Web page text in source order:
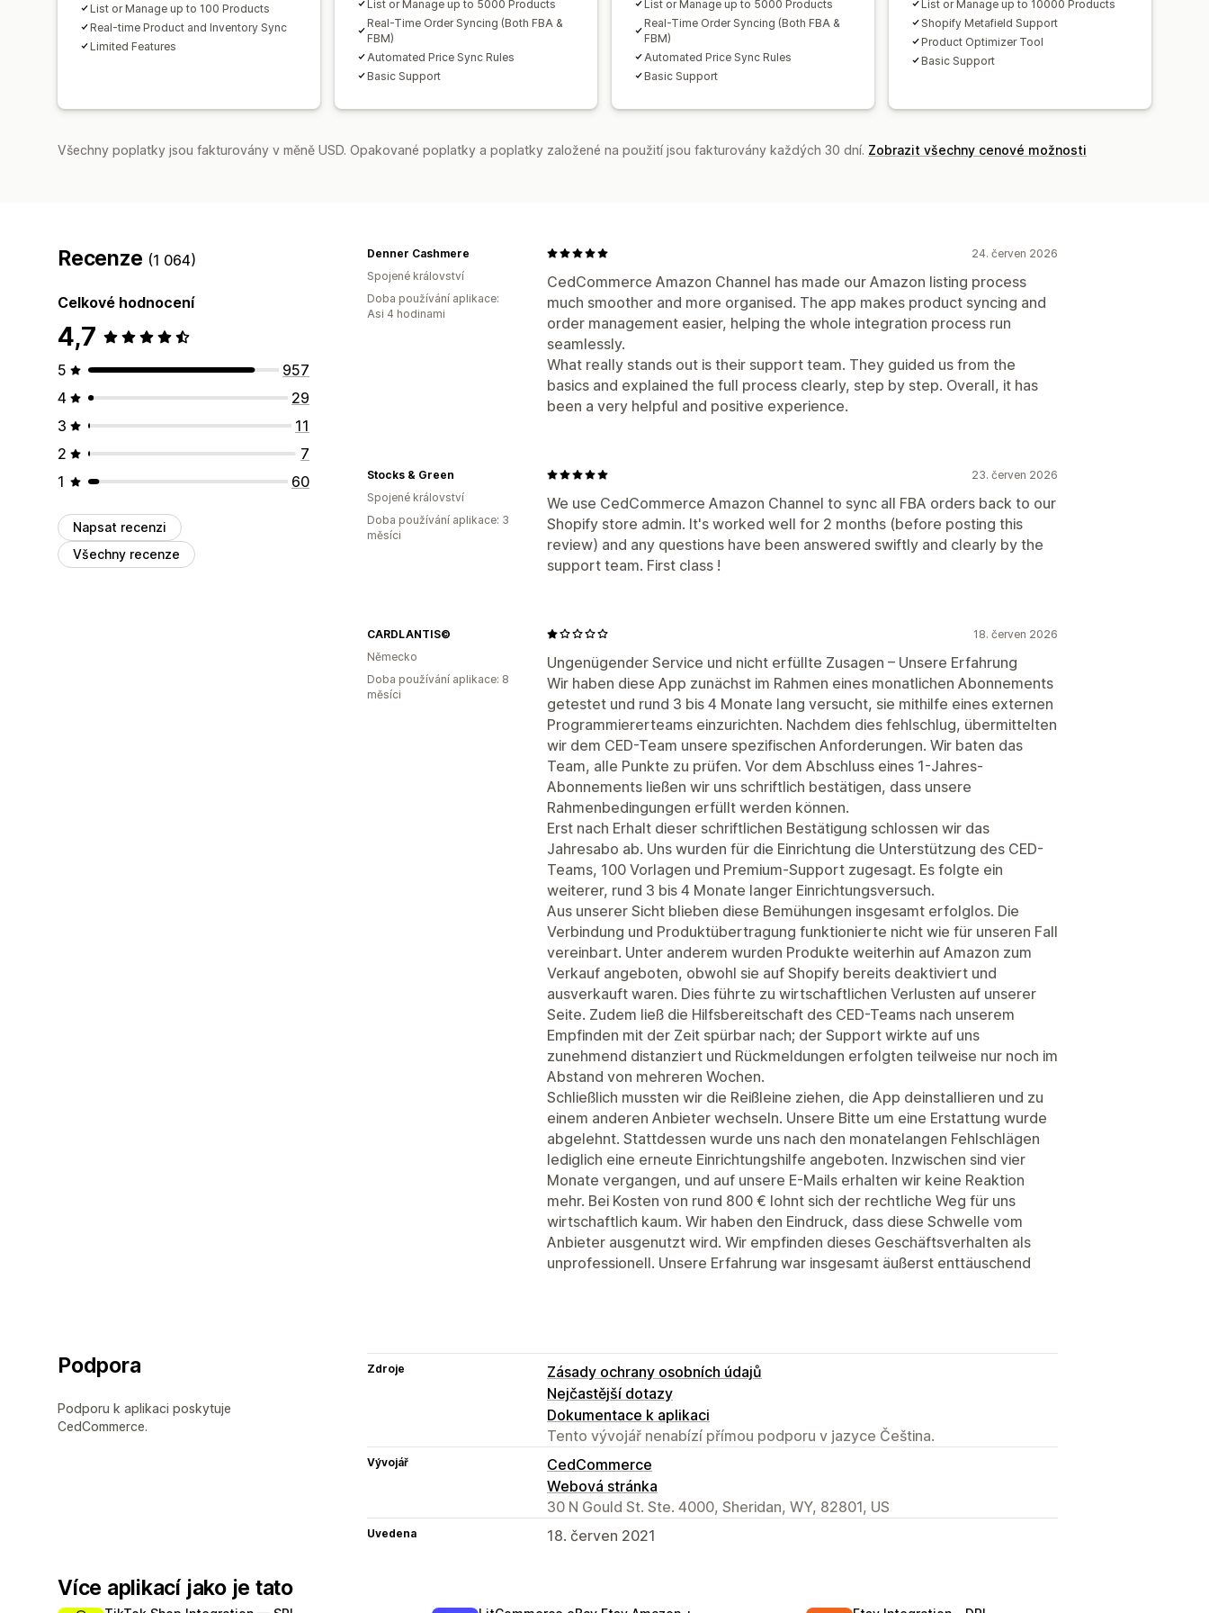
List or Manage up to 100 Products
Real-time Product and Inventory Sync
Limited Features
List or Manage up to 5000 Products
Real-Time Order Syncing (Both FBA &
FBM)
Automated Price Sync Rules
Basic Support
List or Manage up to 5000 Products
Real-Time Order Syncing (Both FBA &
FBM)
Automated Price Sync Rules
Basic Support
List or Manage up to 10000 Products
Shopify Metafield Support
Product Optimizer Tool
Basic Support
Všechny poplatky jsou fakturovány v měně USD. Opakované poplatky a poplatky založené na použití jsou fakturovány každých 30 dní. Zobrazit všechny cenové možnosti
Recenze (1 064)
Celkové hodnocení
4,7
5
957
4
29
3
11
2
7
1
60
Napsat recenzi
Všechny recenze
24. červen 2026
CedCommerce Amazon Channel has made our Amazon listing process
much smoother and more organised. The app makes product syncing and
order management easier, helping the whole integration process run
seamlessly.
What really stands out is their support team. They guided us from the
basics and explained the full process clearly, step by step. Overall, it has
been a very helpful and positive experience.
Denner Cashmere
Spojené království
Doba používání aplikace:
Asi 4 hodinami
23. červen 2026
We use CedCommerce Amazon Channel to sync all FBA orders back to our
Shopify store admin. It's worked well for 2 months (before posting this
review) and any questions have been answered swiftly and clearly by the
support team. First class !
Stocks & Green
Spojené království
Doba používání aplikace: 3
měsíci
18. červen 2026
Ungenügender Service und nicht erfüllte Zusagen – Unsere Erfahrung
Wir haben diese App zunächst im Rahmen eines monatlichen Abonnements
getestet und rund 3 bis 4 Monate lang versucht, sie mithilfe eines externen
Programmiererteams einzurichten. Nachdem dies fehlschlug, übermittelten
wir dem CED-Team unsere spezifischen Anforderungen. Wir baten das
Team, alle Punkte zu prüfen. Vor dem Abschluss eines 1-Jahres-
Abonnements ließen wir uns schriftlich bestätigen, dass unsere
Rahmenbedingungen erfüllt werden können.
Erst nach Erhalt dieser schriftlichen Bestätigung schlossen wir das
Jahresabo ab. Uns wurden für die Einrichtung die Unterstützung des CED-
Teams, 100 Vorlagen und Premium-Support zugesagt. Es folgte ein
weiterer, rund 3 bis 4 Monate langer Einrichtungsversuch.
Aus unserer Sicht blieben diese Bemühungen insgesamt erfolglos. Die
Verbindung und Produktübertragung funktionierte nicht wie für unseren Fall
vereinbart. Unter anderem wurden Produkte weiterhin auf Amazon zum
Verkauf angeboten, obwohl sie auf Shopify bereits deaktiviert und
ausverkauft waren. Dies führte zu wirtschaftlichen Verlusten auf unserer
Seite. Zudem ließ die Hilfsbereitschaft des CED-Teams nach unserem
Empfinden mit der Zeit spürbar nach; der Support wirkte auf uns
zunehmend distanziert und Rückmeldungen erfolgten teilweise nur noch im
Abstand von mehreren Wochen.
Schließlich mussten wir die Reißleine ziehen, die App deinstallieren und zu
einem anderen Anbieter wechseln. Unsere Bitte um eine Erstattung wurde
abgelehnt. Stattdessen wurde uns nach den monatelangen Fehlschlägen
lediglich eine erneute Einrichtungshilfe angeboten. Inzwischen sind vier
Monate vergangen, und auf unsere E-Mails erhalten wir keine Reaktion
mehr. Bei Kosten von rund 800 € lohnt sich der rechtliche Weg für uns
wirtschaftlich kaum. Wir haben den Eindruck, dass diese Schwelle vom
Anbieter ausgenutzt wird. Wir empfinden dieses Geschäftsverhalten als
unprofessionell. Unsere Erfahrung war insgesamt äußerst enttäuschend
CARDLANTIS©
Německo
Doba používání aplikace: 8
měsíci
Podpora
Podporu k aplikaci poskytuje
CedCommerce.
Zdroje
Zásady ochrany osobních údajů
Nejčastější dotazy
Dokumentace k aplikaci
Tento vývojář nenabízí přímou podporu v jazyce Čeština.
Vývojář
CedCommerce
Webová stránka
30 N Gould St. Ste. 4000, Sheridan, WY, 82801, US
Uvedena 18. červen 2021
Více aplikací jako je tato